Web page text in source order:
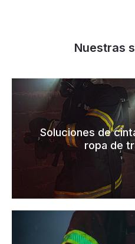
Nuestras
Soluciones de
ropa de